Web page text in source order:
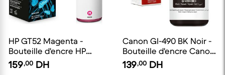
HP GT52 Magenta -
Bouteille d'encre HP
d'origine
159,00 DH
Canon GI-490 BK Noir -
Bouteille d'encre Canon
d'origine
139,00 DH